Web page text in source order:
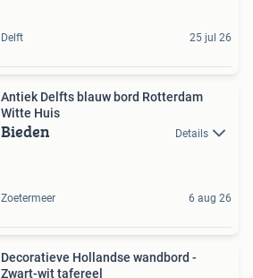
Delft 25 jul 26
Antiek Delfts blauw bord Rotterdam
Witte Huis
Bieden Details
Zoetermeer 6 aug 26
Decoratieve Hollandse wandbord -
Zwart-wit tafereel